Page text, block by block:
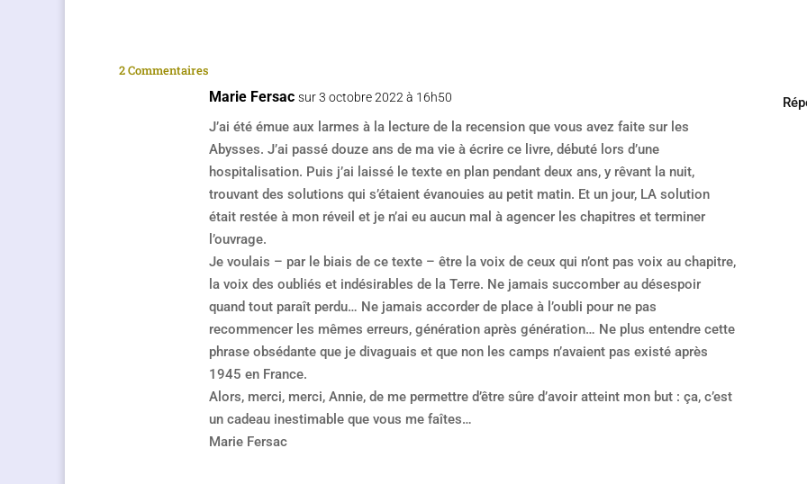
2 Commentaires
Marie Fersac sur 3 octobre 2022 à 16h50
J’ai été émue aux larmes à la lecture de la recension que vous avez faite sur les
Abysses. J’ai passé douze ans de ma vie à écrire ce livre, débuté lors d’une
hospitalisation. Puis j’ai laissé le texte en plan pendant deux ans, y rêvant la nuit,
trouvant des solutions qui s’étaient évanouies au petit matin. Et un jour, LA solution
était restée à mon réveil et je n’ai eu aucun mal à agencer les chapitres et terminer
l’ouvrage.
Je voulais – par le biais de ce texte – être la voix de ceux qui n’ont pas voix au chapitre,
la voix des oubliés et indésirables de la Terre. Ne jamais succomber au désespoir
quand tout paraît perdu… Ne jamais accorder de place à l’oubli pour ne pas
recommencer les mêmes erreurs, génération après génération… Ne plus entendre cette
phrase obsédante que je divaguais et que non les camps n’avaient pas existé après
1945 en France.
Alors, merci, merci, Annie, de me permettre d’être sûre d’avoir atteint mon but : ça, c’est
un cadeau inestimable que vous me faîtes…
Marie Fersac